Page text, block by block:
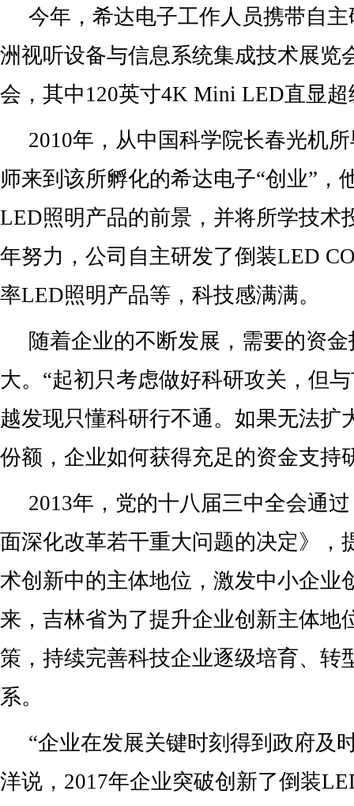
今年，希达电子工作人员携带自
洲视听设备与信息系统集成技术展览
会，其中120英寸4K Mini LED直显
2010年，从中国科学院长春光机
师来到该所孵化的希达电子“创业”，
LED照明产品的前景，并将所学技术
年努力，公司自主研发了倒装LED
率LED照明产品等，科技感满满。
随着企业的不断发展，需要的资
大。“起初只考虑做好科研攻关，但
越发现只懂科研行不通。如果无法扩
份额，企业如何获得充足的资金支持
2013年，党的十八届三中全会通
面深化改革若干重大问题的决定》，
术创新中的主体地位，激发中小企业
来，吉林省为了提升企业创新主体地
策，持续完善科技企业逐级培育、转
系。
“企业在发展关键时刻得到政府及
洋说，2017年企业突破创新了倒装